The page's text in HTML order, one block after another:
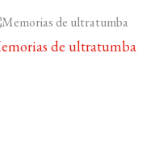
de ultratumba